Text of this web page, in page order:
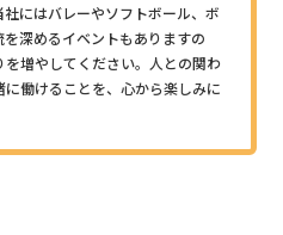
にはバレーやソフトボール、ボ
深めるイベントもありますの
増やしてください。人との関わ
働けることを、心から楽しみに